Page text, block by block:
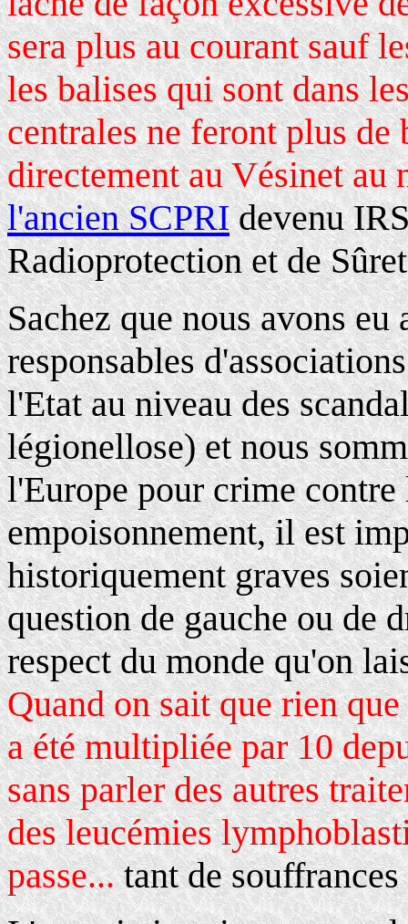
sera plus au courant sauf
les balises qui sont dans
centrales ne feront plus
directement au Vésinet au
l'ancien SCPRIdevenu
Radioprotection et de
Sachez que nous avons
responsables
l'Etat au niveau des
légionellose) et nous
l'Europe pour crime
empoisonnement, il est
historiquement graves
question de gauche ou de
respect du monde qu'on
Quand on sait que rien
a été multipliée par 10
sans parler des autres
des leucémies
passe...tant de